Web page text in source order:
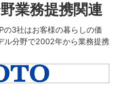
業務提携関連
の3社はお客様の暮らしの価
ル分野で2002年から業務提携